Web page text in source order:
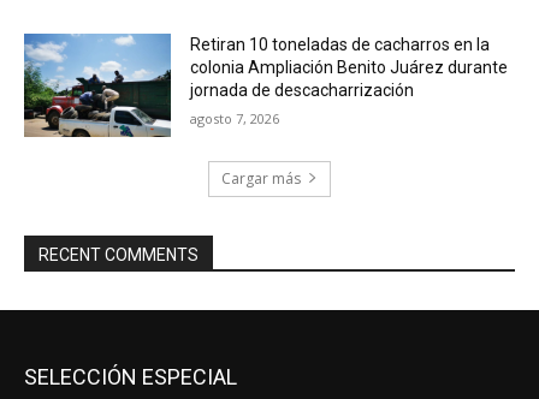
Retiran 10 toneladas de cacharros en la
colonia Ampliación Benito Juárez durante
jornada de descacharrización
agosto 7, 2026
Cargar más
RECENT COMMENTS
SELECCIÓN ESPECIAL